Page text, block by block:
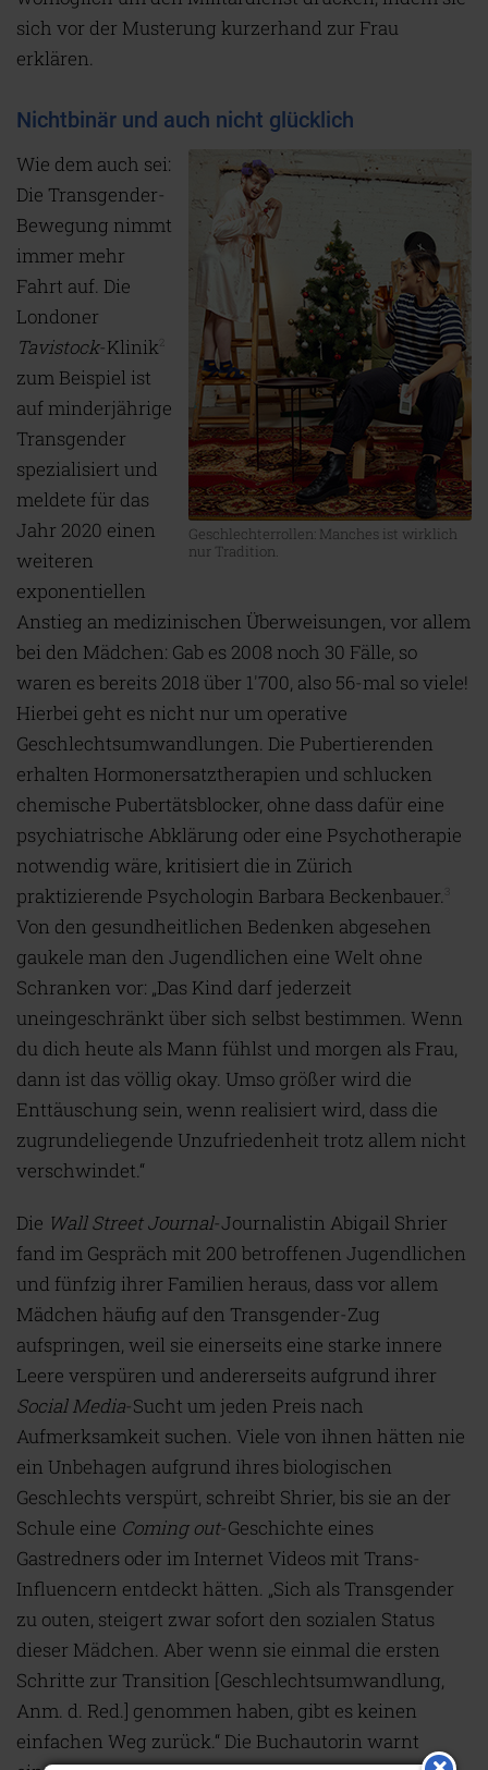
sich vor der Musterung kurzerhand zur Frau
erklären.
Nichtbinär und auch nicht glücklich
Geschlechterrollen: Manches ist wirklich
nur Tradition.
Wie dem auch sei:
Die Transgender-
Bewegung nimmt
immer mehr
Fahrt auf. Die
Londoner
Tavistock-Klinik2
zum Beispiel ist
auf minderjährige
Transgender
spezialisiert und
meldete für das
Jahr 2020 einen
weiteren
exponentiellen
Anstieg an medizinischen Überweisungen, vor allem
bei den Mädchen: Gab es 2008 noch 30 Fälle, so
waren es bereits 2018 über 1'700, also 56-mal so viele!
Hierbei geht es nicht nur um operative
Geschlechtsumwandlungen. Die Pubertierenden
erhalten Hormonersatztherapien und schlucken
chemische Pubertätsblocker, ohne dass dafür eine
psychiatrische Abklärung oder eine Psychotherapie
notwendig wäre, kritisiert die in Zürich
praktizierende Psychologin Barbara Beckenbauer.
Von den gesundheitlichen Bedenken abgesehen
gaukele man den Jugendlichen eine Welt ohne
Schranken vor: „Das Kind darf jederzeit
uneingeschränkt über sich selbst bestimmen. Wenn
du dich heute als Mann fühlst und morgen als Frau,
dann ist das völlig okay. Umso größer wird die
Enttäuschung sein, wenn realisiert wird, dass die
zugrundeliegende Unzufriedenheit trotz allem nicht
verschwindet.“
Die Wall Street Journal-Journalistin Abigail Shrier
fand im Gespräch mit 200 betroffenen Jugendlichen
und fünfzig ihrer Familien heraus, dass vor allem
Mädchen häufig auf den Transgender-Zug
aufspringen, weil sie einerseits eine starke innere
Leere verspüren und andererseits aufgrund ihrer
Social Media-Sucht um jeden Preis nach
Aufmerksamkeit suchen. Viele von ihnen hätten nie
ein Unbehagen aufgrund ihres biologischen
Geschlechts verspürt, schreibt Shrier, bis sie an der
Schule eine Coming out-Geschichte eines
Gastredners oder im Internet Videos mit Trans-
Influencern entdeckt hätten. „Sich als Transgender
zu outen, steigert zwar sofort den sozialen Status
dieser Mädchen. Aber wenn sie einmal die ersten
Schritte zur Transition [Geschlechtsumwandlung,
Anm. d. Red.] genommen haben, gibt es keinen
einfachen Weg zurück.“ Die Buchautorin warnt